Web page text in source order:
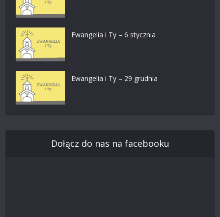
Ewangelia i Ty – 6 stycznia
Ewangelia i Ty – 29 grudnia
Dołącz do nas na facebooku